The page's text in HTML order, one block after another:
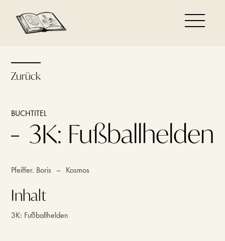
Zurück
BUCHTITEL
3K: Fußballhelden
Pfeiffer. Boris – Kosmos
Inhalt
3K: Fußballhelden